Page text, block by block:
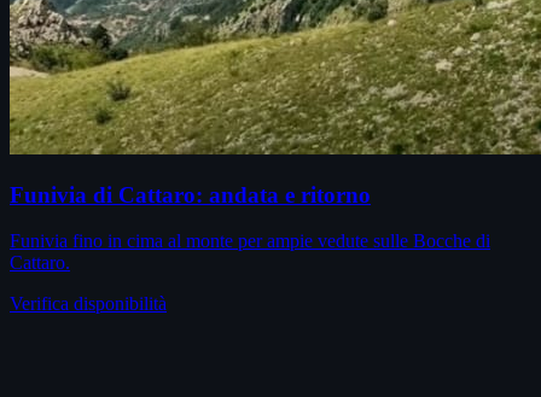
Funivia di Cattaro: andata e ritorno
Funivia fino in cima al monte per ampie vedute sulle Bocche di
Cattaro.
Verifica disponibilità